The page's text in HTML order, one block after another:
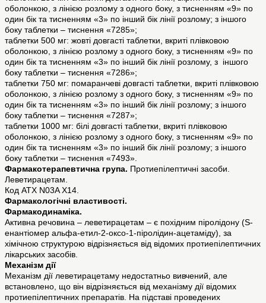
оболонкою, з лінією розлому з одного боку, з тисненням «9» по
один бік та тисненням «3» по інший бік лінії розлому; з іншого
боку таблетки – тиснення «7285»;
таблетки 500 мг: жовті довгасті таблетки, вкриті плівковою
оболонкою, з лінією розлому з одного боку, з тисненням «9» по
один бік та тисненням «3» по інший бік лінії розлому, з іншого
боку таблетки – тиснення «7286»;
таблетки 750 мг: помаранчеві довгасті таблетки, вкриті плівковою
оболонкою, з лінією розлому з одного боку, з тисненням «9» по
один бік та тисненням «3» по інший бік лінії розлому; з іншого
боку таблетки – тиснення «7287»;
таблетки 1000 мг: білі довгасті таблетки, вкриті плівковою
оболонкою, з лінією розлому з одного боку, з тисненням «9» по
один бік та тисненням «3» по інший бік лінії розлому; з іншого
боку таблетки – тиснення «7493».
Фармакотерапевтична група. Протиепілептичні засоби.
Леветирацетам.
Код ATХ N03A Х14.
Фармакологічні властивості.
Фармакодинаміка.
Активна речовина – леветирацетам – є похідним піролідону (S-
енантіомер альфа-етил-2-оксо-1-піролідин-ацетаміду), за
хімічною структурою відрізняється від відомих протиепілептичних
лікарських засобів.
Механізм дії
Механізм дії леветирацетаму недостатньо вивчений, але
встановлено, що він відрізняється від механізму дії відомих
протиепілептичних препаратів. На підставі проведених